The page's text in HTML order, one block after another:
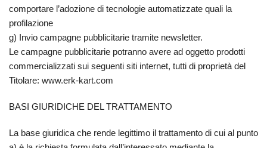
comportare l’adozione di tecnologie automatizzate quali la
profilazione
g) Invio campagne pubblicitarie tramite newsletter.
Le campagne pubblicitarie potranno avere ad oggetto prodotti
commercializzati sui seguenti siti internet, tutti di proprietà del
Titolare: www.erk-kart.com
BASI GIURIDICHE DEL TRATTAMENTO
La base giuridica che rende legittimo il trattamento di cui al punto